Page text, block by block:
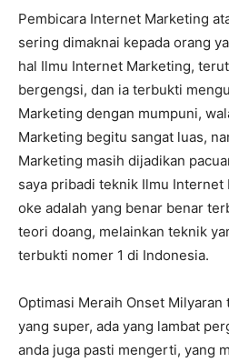
Pembicara Internet Marketing
sering dimaknai kepada orang
hal Ilmu Internet Marketing,
bergengsi, dan ia terbukti
Marketing dengan mumpuni,
Marketing begitu sangat luas,
Marketing masih dijadikan
saya pribadi teknik Ilmu
oke adalah yang benar benar
teori doang, melainkan teknik
terbukti nomer 1 di Indonesia.
Optimasi Meraih Onset
yang super, ada yang lambat
anda juga pasti mengerti, yang